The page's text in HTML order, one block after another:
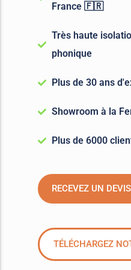
France 🇫🇷
Très haute
phonique
Plus de 30 ans
Showroom à la
Plus de 6000
RECEVEZ UN
TÉLÉCHARGEZ